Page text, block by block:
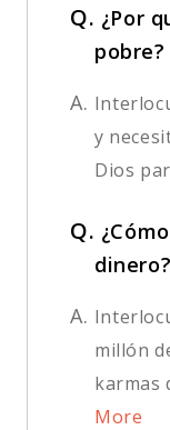
Q. ¿Por
pobre?
A.
y
Dios
Q.
dinero?
A.
millón
karmas
More